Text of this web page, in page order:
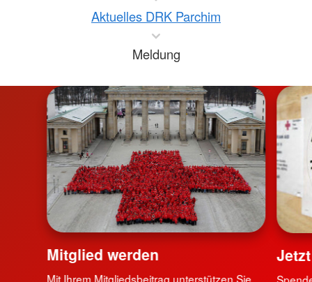
Aktuelles DRK Parchim
Meldung
Mitglied werden
Mit Ihrem Mitgliedsbeitrag unterstützen Sie